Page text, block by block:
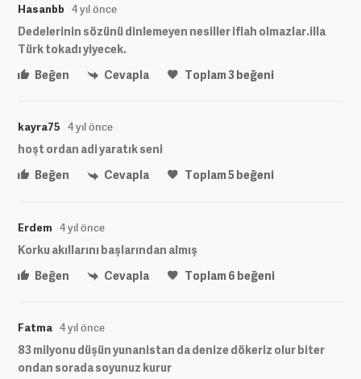
Hasanbb 4 yıl önce
Dedelerinin sözünü dinlemeyen nesiller iflah olmazlar.illa
Türk tokadı yiyecek.
Beğen
Cevapla Toplam3beğeni
kayra75 4 yıl önce
hoşt ordan adi yaratık seni
Beğen
Cevapla Toplam5beğeni
Erdem 4 yıl önce
Korku akıllarını başlarından almış
Beğen
Cevapla Toplam6 beğeni
Fatma 4 yıl önce
83 milyonu düşün yunanistan da denize dökeriz olur biter
ondan sorada soyunuz kurur